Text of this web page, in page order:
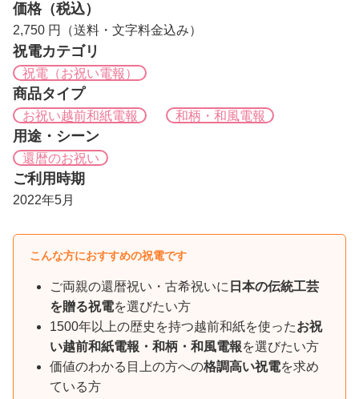
価格（税込）
2,750 円（送料・文字料金込み）
祝電カテゴリ
祝電（お祝い電報）
商品タイプ
お祝い越前和紙電報 和柄・和風電報
用途・シーン
還暦のお祝い
ご利用時期
2022年5月
こんな方におすすめの祝電です
ご両親の還暦祝い・古希祝いに 日本の伝統工芸
を贈る祝電を選びたい方
1500年以上の歴史を持つ越前和紙を使ったお祝
い越前和紙電報・和柄・和風電報を選びたい方
価値のわかる目上の方への格調高い祝電を求め
ている方